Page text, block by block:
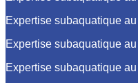
Expertise subaquatique
Expertise subaquatique
Expertise subaquatique